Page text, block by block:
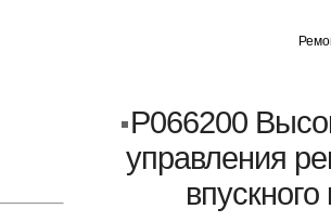
P066200
управления